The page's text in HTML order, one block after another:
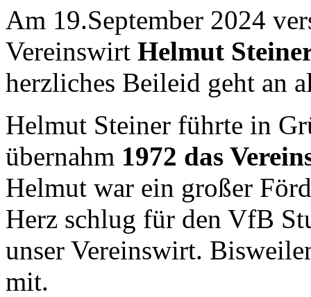
Am 19.September 2024
Vereinswirt Helmut
herzliches Beileid geht an
Helmut Steiner führte in
übernahm 1972 das
Helmut war ein großer
Herz schlug für den VfB
unser Vereinswirt.
mit.